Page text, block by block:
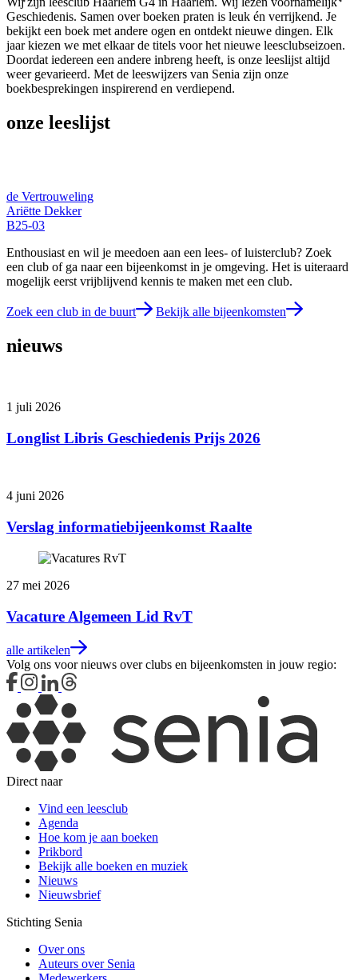
Geschiedenis. Samen over boeken praten is leuk én verrijkend. Je
bekijkt een boek met andere ogen en ontdekt nieuwe dingen. Elk
jaar kiezen we met elkaar de titels voor het nieuwe leesclubseizoen.
Doordat iedereen een andere inbreng heeft, is onze leeslijst altijd
weer gevarieerd. Met de leeswijzers van Senia zijn onze
boekbesprekingen inspirerend en verdiepend.
onze leeslijst
de Vertrouweling
Ariëtte Dekker
B25-03
Enthousiast en wil je meedoen aan een lees- of luisterclub? Zoek
een club of ga naar een bijeenkomst in je omgeving. Het is uiteraard
mogelijk eerst vrijblijvend kennis te maken met een club.
Zoek een club in de buurt Bekijk alle bijeenkomsten
nieuws
1 juli 2026
Longlist Libris Geschiedenis Prijs 2026
4 juni 2026
Verslag informatiebijeenkomst Raalte
27 mei 2026
Vacature Algemeen Lid RvT
alle artikelen
Volg ons voor nieuws over clubs en bijeenkomsten in jouw regio:
Direct naar
Vind een leesclub
Agenda
Hoe kom je aan boeken
Prikbord
Bekijk alle boeken en muziek
Nieuws
Nieuwsbrief
Stichting Senia
Over ons
Auteurs over Senia